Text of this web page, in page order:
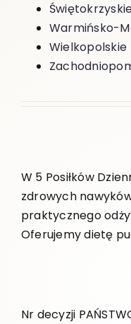
Warmińsko-
Wielkopolskie
W 5 Posiłków
zdrowych
praktycznego
Oferujemy dietę
Nr decyzji